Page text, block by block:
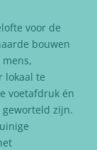
voor de
bouwen
lokaal te
voetafdruk én
zijn.